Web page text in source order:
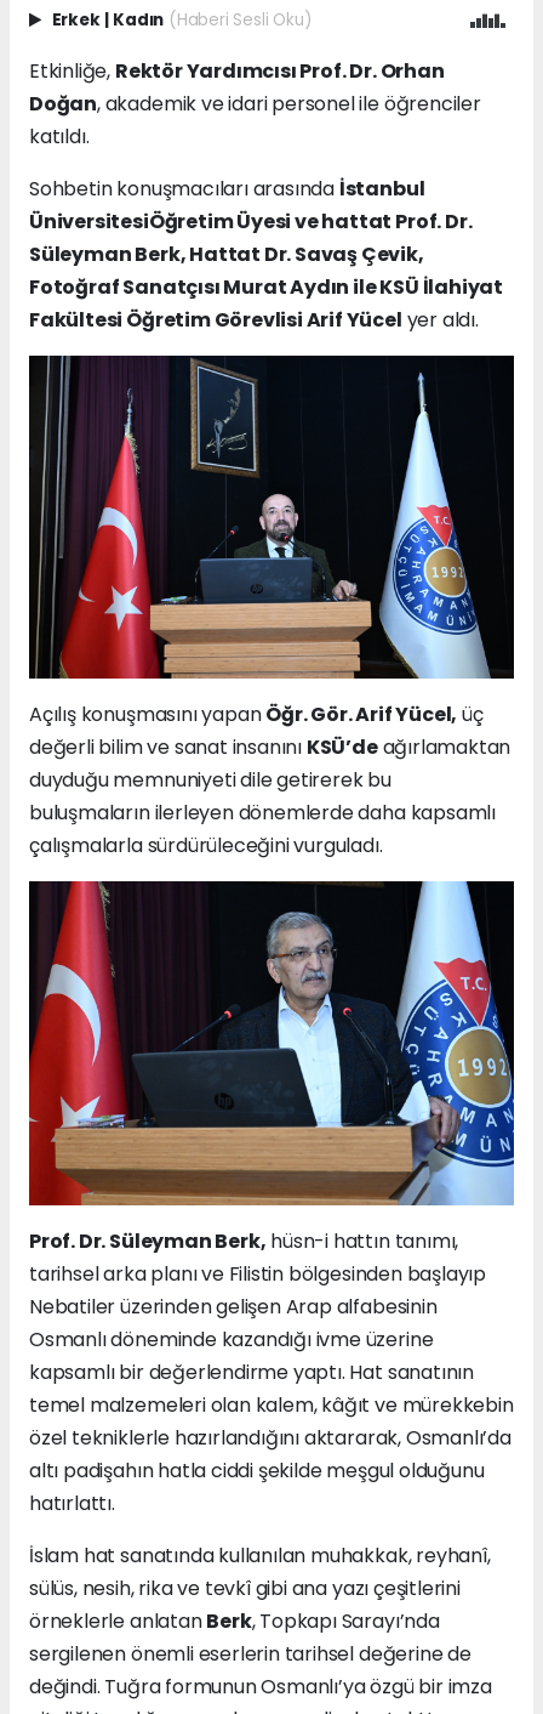
Erkek | Kadın (Haberi Sesli Oku)
Etkinliğe, Rektör Yardımcısı Prof. Dr. Orhan
Doğan, akademik ve idari personel ile öğrenciler
katıldı.
Sohbetin konuşmacıları arasında İstanbul
ÜniversitesiÖğretim Üyesi ve hattat Prof. Dr.
Süleyman Berk, Hattat Dr. Savaş Çevik,
Fotoğraf Sanatçısı Murat Aydın ile KSÜ İlahiyat
Fakültesi Öğretim Görevlisi Arif Yücel yer aldı.
Açılış konuşmasını yapanÖğr. Gör. Arif Yücel, üç
değerli bilim ve sanat insanını KSÜ’deağırlamaktan
duyduğu memnuniyeti dile getirerek bu
buluşmaların ilerleyen dönemlerde daha kapsamlı
çalışmalarla sürdürüleceğini vurguladı.
Prof. Dr. Süleyman Berk, hüsn-i hattın tanımı,
tarihsel arka planı ve Filistin bölgesinden başlayıp
Nebatiler üzerinden gelişen Arap alfabesinin
Osmanlı döneminde kazandığı ivme üzerine
kapsamlı bir değerlendirme yaptı. Hat sanatının
temel malzemeleri olan kalem, kâğıt ve mürekkebin
özel tekniklerle hazırlandığını aktararak, Osmanlı’da
altı padişahın hatla ciddi şekilde meşgul olduğunu
hatırlattı.
İslam hat sanatında kullanılan muhakkak, reyhanî,
sülüs, nesih, rika ve tevkî gibi ana yazı çeşitlerini
örneklerle anlatanBerk, Topkapı Sarayı’nda
sergilenen önemli eserlerin tarihsel değerine de
değindi. Tuğra formunun Osmanlı’ya özgü bir imza